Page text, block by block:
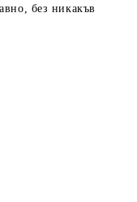
без никакъв